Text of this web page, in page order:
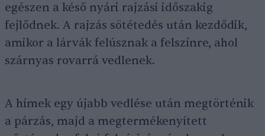
egészen a késő nyári rajzási időszakig
fejlődnek. A rajzás sötétedés után kezdődik,
amikor a lárvák felúsznak a felszínre, ahol
szárnyas rovarrá vedlenek.
A hímek egy újabb vedlése után megtörténik
a párzás, majd a megtermékenyített